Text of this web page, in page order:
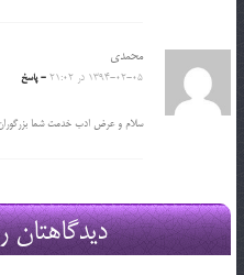
محمدی
1394-02-05 در 21:02 - پاسخ
سلام و عرض ادب خدمت شما
دیدگاهتان